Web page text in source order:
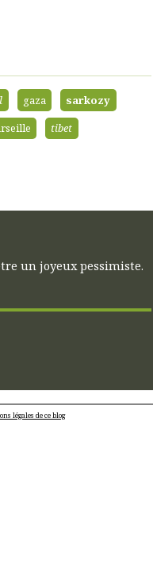
gaza
sarkozy
tibet
un joyeux pessimiste.
légales de ce blog